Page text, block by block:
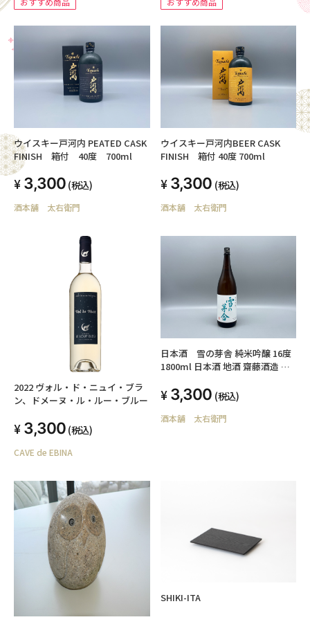
ウイスキー戸河内 PEATED CASK
FINISH 箱付 40度 700ml
3,300 (税込)
酒本舗 太右衛門
ウイスキー戸河内BEER CASK
FINISH 箱付 40度 700ml
3,300 (税込)
酒本舗 太右衛門
2022 ヴォル・ド・ニュイ・ブラ
ン、ドメーヌ・ル・ルー・ブルー
3,300 (税込)
CAVE de EBINA
日本酒 雪の芽舎 純米吟醸 16度
1800ml 日本酒 地酒 齋藤酒造 秋
3,300 (税込)
酒本舗 太右衛門
SHIKI-ITA